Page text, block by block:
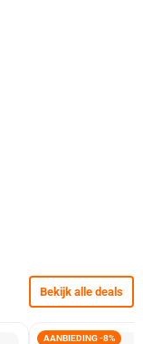
Bekijk alle deals
AANBIEDING -8%